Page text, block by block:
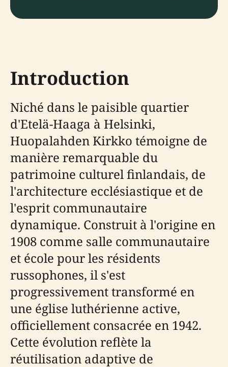
Introduction
Niché dans le paisible quartier
d'Etelä-Haaga à Helsinki,
Huopalahden Kirkko témoigne de
manière remarquable du
patrimoine culturel finlandais, de
l'architecture ecclésiastique et de
l'esprit communautaire
dynamique. Construit à l'origine en
1908 comme salle communautaire
et école pour les résidents
russophones, il s'est
progressivement transformé en
une église luthérienne active,
officiellement consacrée en 1942.
Cette évolution reflète la
réutilisation adaptive de